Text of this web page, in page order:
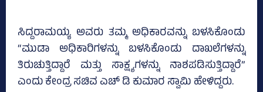
ಸಿದ್ದರಾಮಯ್ಯ ಅವರು ತಮ್ಮ ಅಧಿಕಾರವನ್ನು ಬಳಸಿಕೊಂಡು
“ಮುಡಾ ಅಧಿಕಾರಿಗಳನ್ನು ಬಳಸಿಕೊಂಡು ದಾಖಲೆಗಳನ್ನು
ತಿರುಚುತ್ತಿದ್ದಾರೆ ಮತ್ತು ಸಾಕ್ಷ್ಯಗಳನ್ನು ನಾಶಪಡಿಸುತ್ತಿದ್ದಾರೆ”
ಎಂದು ಕೇಂದ್ರ ಸಚಿವ ಎಚ್‌ ಡಿ ಕುಮಾರ ಸ್ವಾಮಿ ಹೇಳಿದ್ದರು.